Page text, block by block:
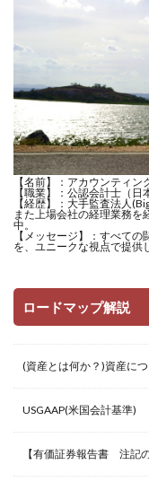
【名前】：アカウンティ
【職業】：公認会計士（日
【経歴】：大手監査法人
また上場会社の経理業務を
中。
【メッセージ】：すべて
を、ユニークな視点で提供
ロードマップ解説
(資産とは何か？)資産に
USGAAP(米国会計基準)
【有価証券報告書 注記